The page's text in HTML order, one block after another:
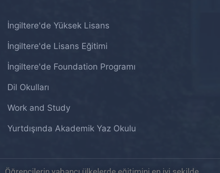
İngiltere'de Yüksek Lisans
İngiltere'de Lisans Eğitimi
İngiltere'de Foundation Programı
Dil Okulları
Work and Study
Yurtdışında Akademik Yaz Okulu